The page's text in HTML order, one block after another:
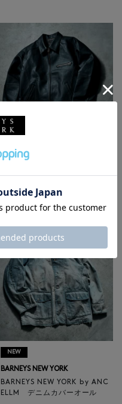
NEW
ELLM ホースレザーブルゾン
¥165,000
NEW
BARNEYS NEW YORK
BARNEYS NEW YORK by ANC
ELLM デニムカバーオール